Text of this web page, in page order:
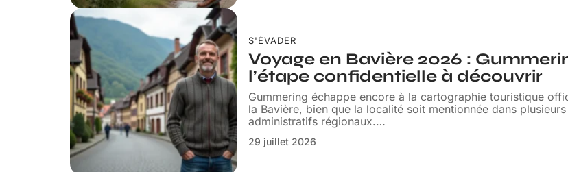
S'ÉVADER
Voyage en Bavière 2026 :
l’étape confidentielle à découvrir
Gummering échappe encore à la cartographie touristique
la Bavière, bien que la localité soit mentionnée dans
administratifs régionaux.…
29 juillet 2026